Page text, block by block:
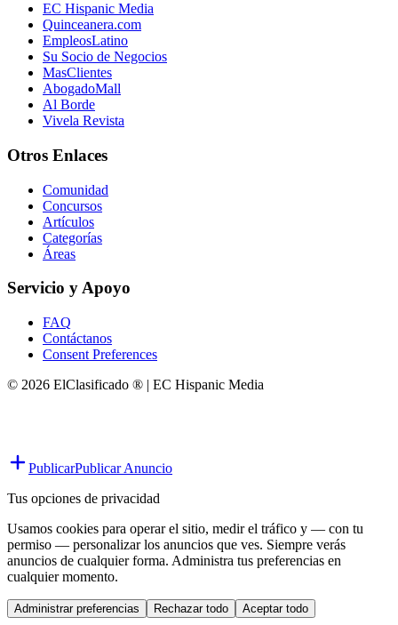
EC Hispanic Media
Quinceanera.com
EmpleosLatino
Su Socio de Negocios
MasClientes
AbogadoMall
Al Borde
Vivela Revista
Otros Enlaces
Comunidad
Concursos
Artículos
Categorías
Áreas
Servicio y Apoyo
FAQ
Contáctanos
Consent Preferences
© 2026 ElClasificado ® | EC Hispanic Media
PublicarPublicar Anuncio
Tus opciones de privacidad
Usamos cookies para operar el sitio, medir el tráfico y — con tu
permiso — personalizar los anuncios que ves. Siempre verás
anuncios de cualquier forma. Administra tus preferencias en
cualquier momento.
Administrar preferencias Rechazar todo Aceptar todo